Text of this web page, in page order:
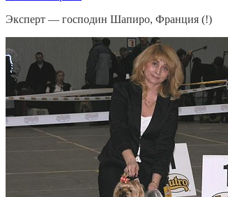
Эксперт — господин Шапиро, Франция (!)